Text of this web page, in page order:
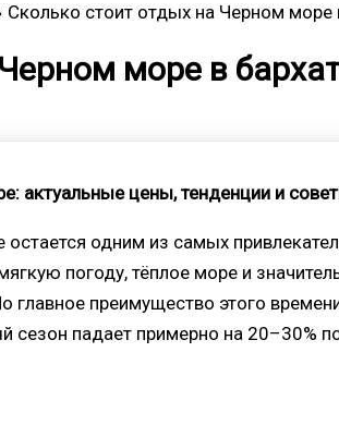
Сколько стоит отдых на Черном
море в
актуальные цены, тенденции и
одним из самых
погоду, тёплое море и
главное преимущество этого
сезон падает примерно на 20–30%